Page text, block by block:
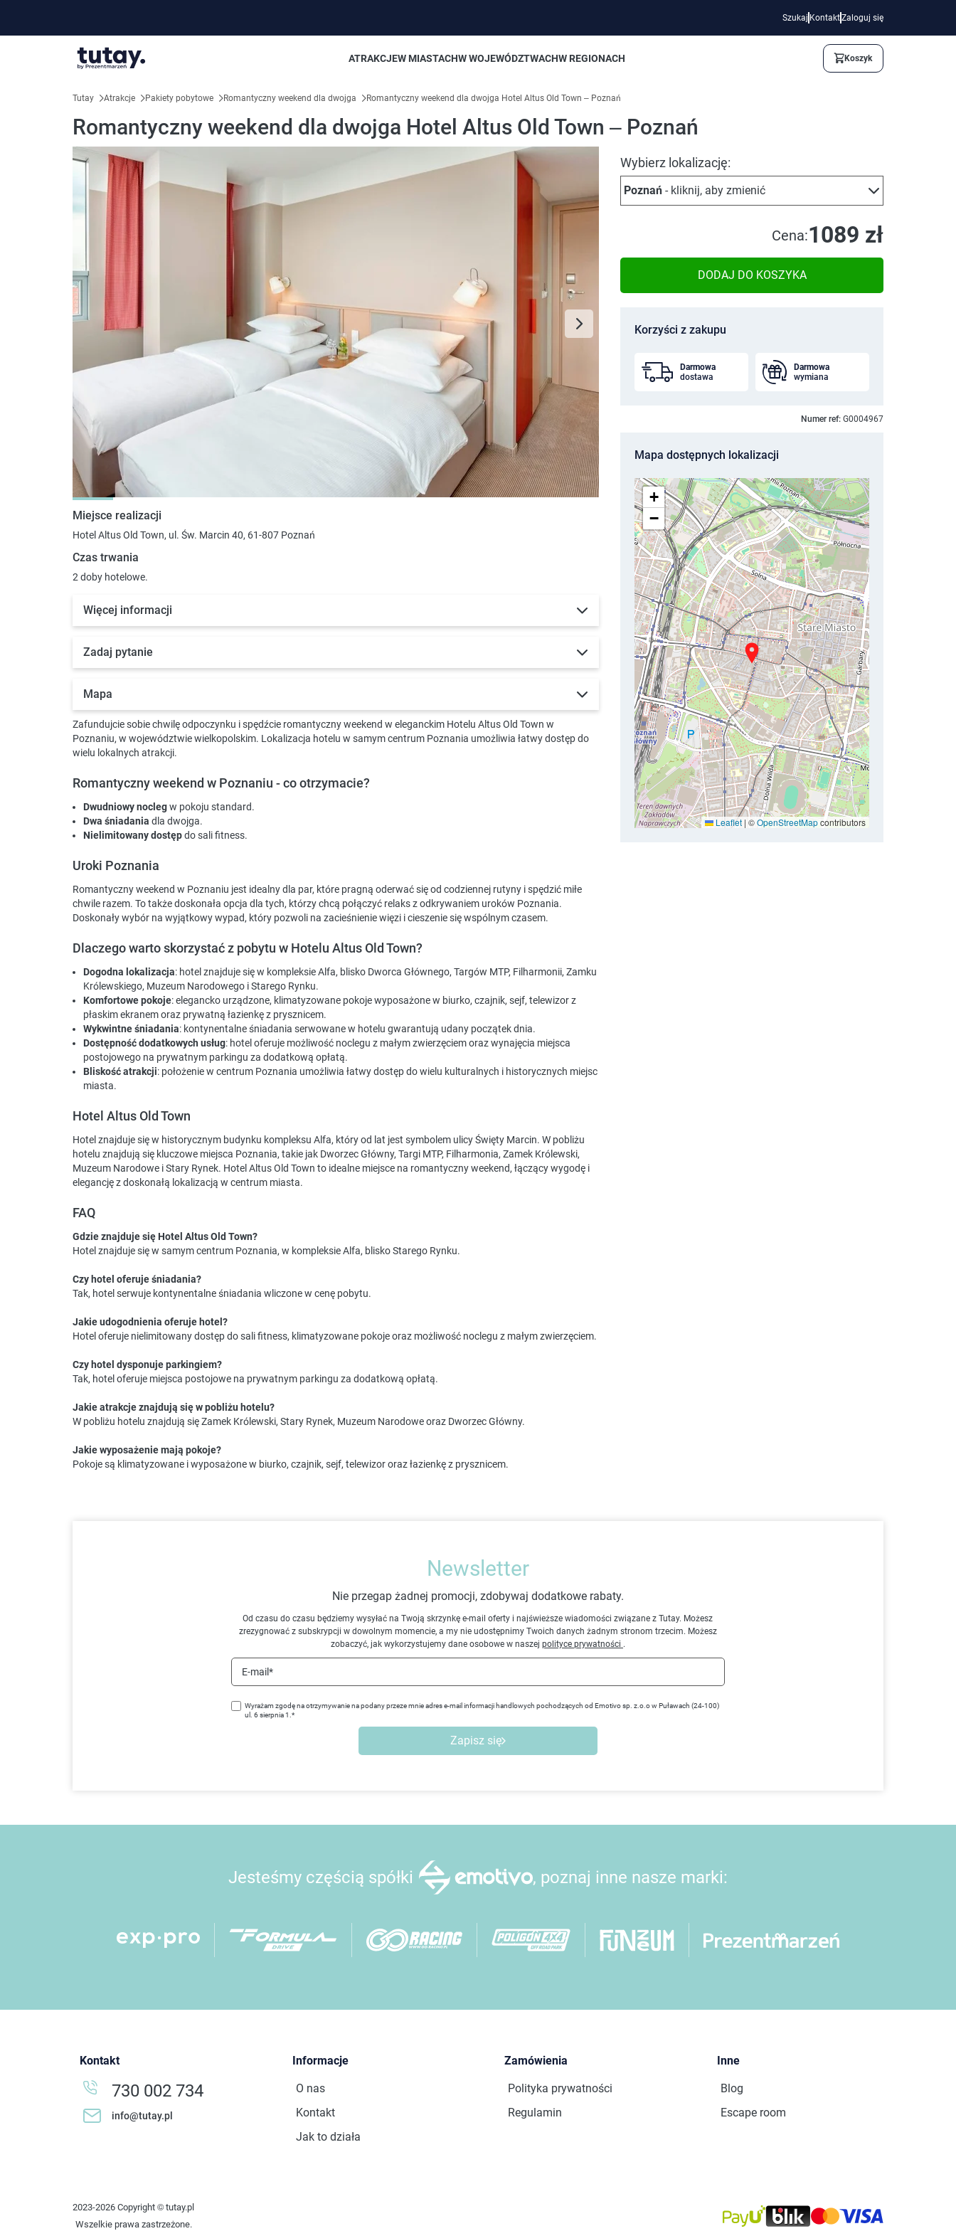
Szukaj KontaktZaloguj się
ATRAKCJEW MIASTACHW WOJEWÓDZTWACHW REGIONACH Koszyk
Tutay Atrakcje Pakiety pobytowe Romantyczny weekend dla dwojga Romantyczny weekend dla dwojga Hotel Altus Old Town – Poznań
Romantyczny weekend dla dwojga Hotel Altus Old Town – Poznań
Wybierz lokalizację:
Poznań - kliknij, aby zmienić
Cena:1089 zł
DODAJ DO KOSZYKA
Korzyści z zakupu
Darmowa
dostawa
Darmowa
wymiana
Numer ref: G0004967
Mapa dostępnych lokalizacji
+
−
Leaflet | ©OpenStreetMapcontributors
Miejsce realizacji
Hotel Altus Old Town, ul. Św. Marcin 40, 61-807 Poznań
Czas trwania
2 doby hotelowe.
Więcej informacji
Zadaj pytanie
Mapa
Zafundujcie sobie chwilę odpoczynku i spędźcie romantyczny weekend w eleganckim Hotelu Altus Old Town w
Poznaniu, w województwie wielkopolskim. Lokalizacja hotelu w samym centrum Poznania umożliwia łatwy dostęp do
wielu lokalnych atrakcji.
Romantyczny weekend w Poznaniu - co otrzymacie?
Dwudniowy noclegw pokoju standard.
Dwa śniadania dla dwojga.
Nielimitowany dostępdo sali fitness.
Uroki Poznania
Romantyczny weekend w Poznaniu jest idealny dla par, które pragną oderwać się od codziennej rutyny i spędzić miłe
chwile razem. To także doskonała opcja dla tych, którzy chcą połączyć relaks z odkrywaniem uroków Poznania.
Doskonały wybór na wyjątkowy wypad, który pozwoli na zacieśnienie więzi i cieszenie się wspólnym czasem.
Dlaczego warto skorzystać z pobytu w Hotelu Altus Old Town?
Dogodna lokalizacja: hotel znajduje się w kompleksie Alfa, blisko Dworca Głównego, Targów MTP, Filharmonii, Zamku
Królewskiego, Muzeum Narodowego i Starego Rynku.
Komfortowe pokoje: elegancko urządzone, klimatyzowane pokoje wyposażone w biurko, czajnik, sejf, telewizor z
płaskim ekranem oraz prywatną łazienkę z prysznicem.
Wykwintne śniadania: kontynentalne śniadania serwowane w hotelu gwarantują udany początek dnia.
Dostępność dodatkowych usług: hotel oferuje możliwość noclegu z małym zwierzęciem oraz wynajęcia miejsca
postojowego na prywatnym parkingu za dodatkową opłatą.
Bliskość atrakcji: położenie w centrum Poznania umożliwia łatwy dostęp do wielu kulturalnych i historycznych miejsc
miasta.
Hotel Altus Old Town
Hotel znajduje się w historycznym budynku kompleksu Alfa, który od lat jest symbolem ulicy Święty Marcin. W pobliżu
hotelu znajdują się kluczowe miejsca Poznania, takie jak Dworzec Główny, Targi MTP, Filharmonia, Zamek Królewski,
Muzeum Narodowe i Stary Rynek. Hotel Altus Old Town to idealne miejsce na romantyczny weekend, łączący wygodę i
elegancję z doskonałą lokalizacją w centrum miasta.
FAQ
Gdzie znajduje się Hotel Altus Old Town?
Hotel znajduje się w samym centrum Poznania, w kompleksie Alfa, blisko Starego Rynku.
Czy hotel oferuje śniadania?
Tak, hotel serwuje kontynentalne śniadania wliczone w cenę pobytu.
Jakie udogodnienia oferuje hotel?
Hotel oferuje nielimitowany dostęp do sali fitness, klimatyzowane pokoje oraz możliwość noclegu z małym zwierzęciem.
Czy hotel dysponuje parkingiem?
Tak, hotel oferuje miejsca postojowe na prywatnym parkingu za dodatkową opłatą.
Jakie atrakcje znajdują się w pobliżu hotelu?
W pobliżu hotelu znajdują się Zamek Królewski, Stary Rynek, Muzeum Narodowe oraz Dworzec Główny.
Jakie wyposażenie mają pokoje?
Pokoje są klimatyzowane i wyposażone w biurko, czajnik, sejf, telewizor oraz łazienkę z prysznicem.
Newsletter
Nie przegap żadnej promocji, zdobywaj dodatkowe rabaty.
Od czasu do czasu będziemy wysyłać na Twoją skrzynkę e-mail oferty i najświeższe wiadomości związane z Tutay. Możesz
zrezygnować z subskrypcji w dowolnym momencie, a my nie udostępnimy Twoich danych żadnym stronom trzecim. Możesz
zobaczyć, jak wykorzystujemy dane osobowe w naszej polityce prywatności .
E-mail*
Wyrażam zgodę na otrzymywanie na podany przeze mnie adres e-mail informacji handlowych pochodzących od Emotivo sp. z.o.o w Puławach (24-100)
ul. 6 sierpnia 1.*
Zapisz się
Jesteśmy częścią spółki , poznaj inne nasze marki:
Kontakt
730 002 734
info@tutay.pl
Informacje
O nas
Kontakt
Jak to działa
Zamówienia
Polityka prywatności
Regulamin
Inne
Blog
Escape room
2023-2026 Copyright © tutay.pl
Wszelkie prawa zastrzeżone.